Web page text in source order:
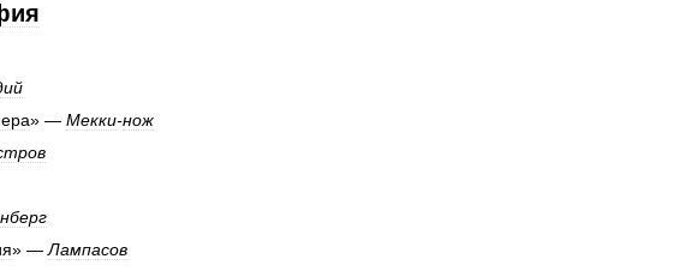
» — Мекки-нож
» — Лампасов